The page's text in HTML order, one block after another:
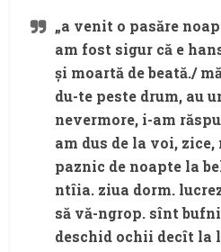
„a venit o pasăre
am fost sigur că e
și moartă de beată./
du-te peste drum, au
nevermore, i-am
am dus de la voi,
paznic de noapte la
ntîia. ziua dorm.
să vă-ngrop. sînt
deschid ochii decît la